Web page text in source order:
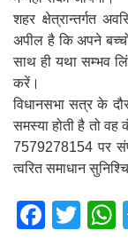
शहर क्षेत्रान्तर्गत
अपील है कि अपने
साथ ही यथा सम्भव
करें।
विधानसभा सत्र के
समस्या होती है तो
7579278154 पर
त्वरित समाधान
F
T